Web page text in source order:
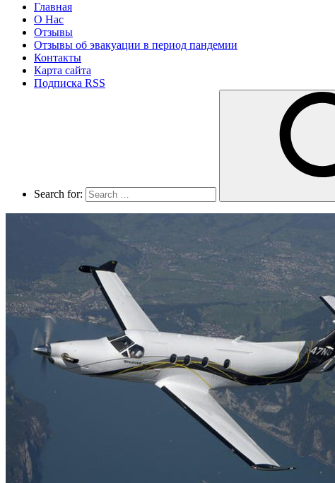
Главная
О Нас
Отзывы
Отзывы об эвакуации в период пандемии
Контакты
Карта сайта
Подписка RSS
Search for: